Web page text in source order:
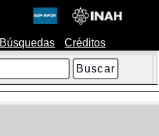
Búsquedas Créditos